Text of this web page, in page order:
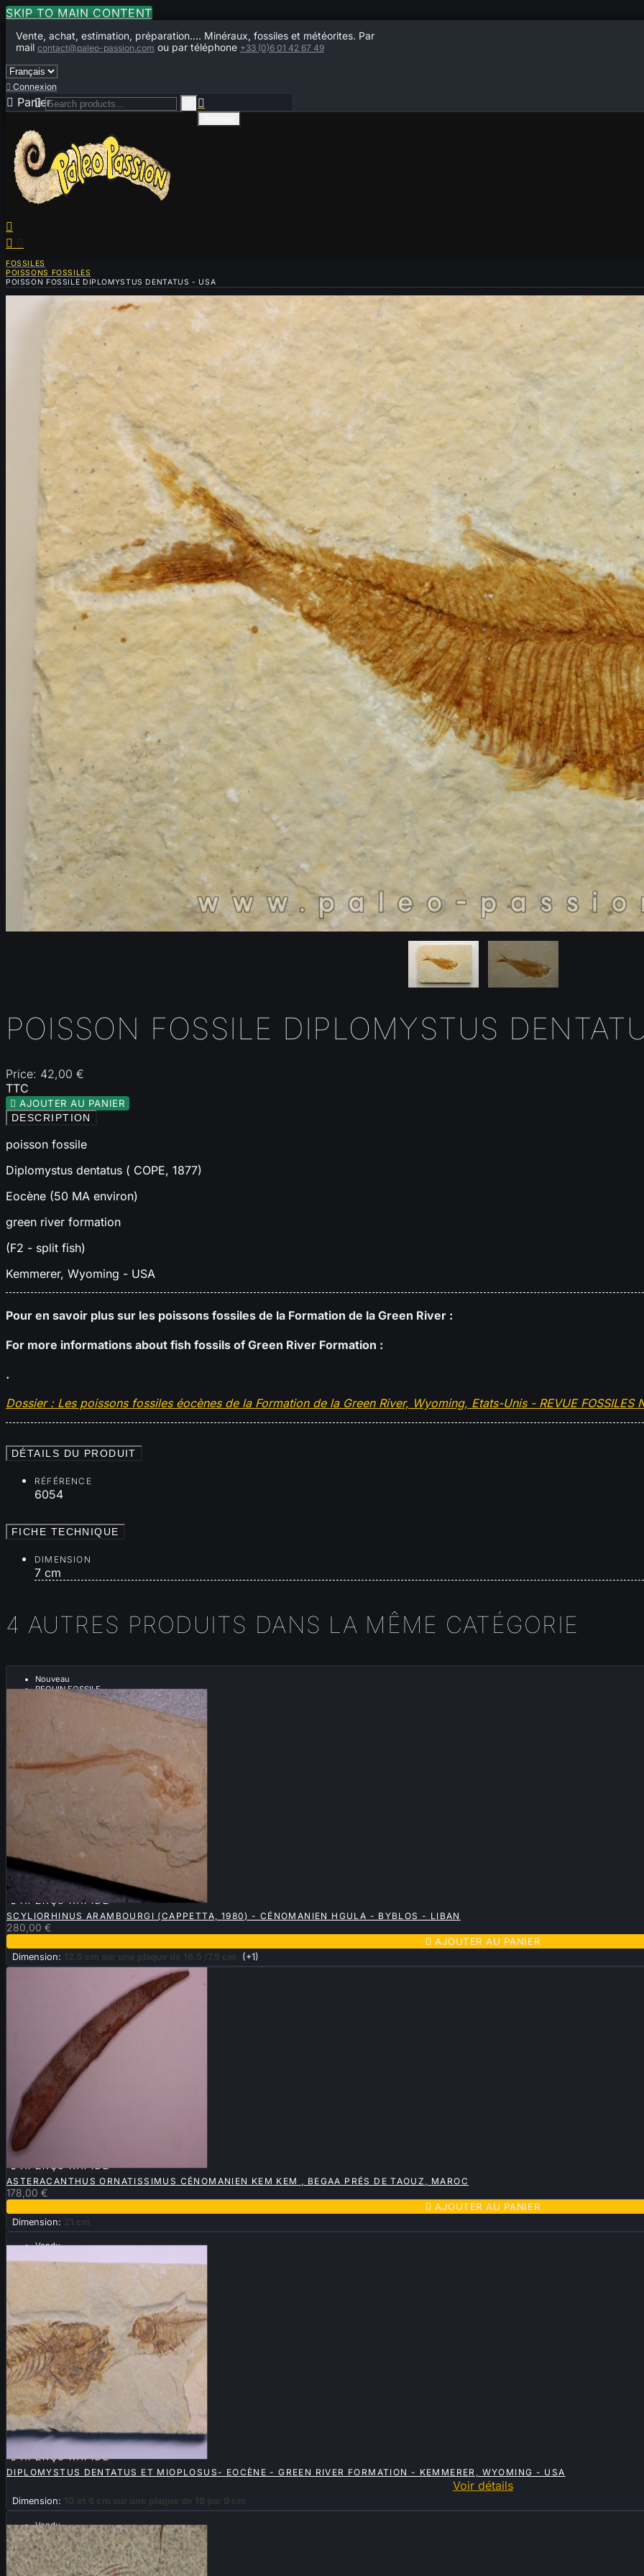
SKIP TO MAIN CONTENT
Vente, achat, estimation, préparation.... Minéraux, fossiles et météorites. Par
mail contact@paleo-passion.com ou par téléphone +33 (0)6 01 42 67 49
 Connexion
 Panier 0


 
FOSSILES
POISSONS FOSSILES
POISSON FOSSILE DIPLOMYSTUS DENTATUS - USA
POISSON FOSSILE DIPLOMYSTUS
Price: 42,00 €
TTC
 AJOUTER AU PANIER
DESCRIPTION
poisson fossile
Diplomystus dentatus ( COPE, 1877)
Eocène (50 MA environ)
green river formation
(F2 - split fish)
Kemmerer, Wyoming - USA
Pour en savoir plus sur les poissons fossiles de la Formation de la Green River :
For more informations about fish fossils of Green River Formation :
.
Dossier : Les poissons fossiles éocènes de la Formation de la Green River, Wyoming, Etats-Unis - REVUE FOSSILES
DÉTAILS DU PRODUIT
RÉFÉRENCE
6054
FICHE TECHNIQUE
DIMENSION
7 cm
4 AUTRES PRODUITS DANS LA MÊME CATÉGORIE
Nouveau
REQUIN FOSSILE
 APERÇU RAPIDE
SCYLIORHINUS ARAMBOURGI (CAPPETTA, 1980) - CÉNOMANIEN HGULA - BYBLOS - LIBAN
280,00 €
 AJOUTER AU PANIER
Dimension: 12.5 cm sur une plaque de 16.5 /7.5 cm (+1)
 APERÇU RAPIDE
ASTERACANTHUS ORNATISSIMUS CÉNOMANIEN KEM KEM , BEGAA PRÉS DE TAOUZ, MAROC
178,00 €
 AJOUTER AU PANIER
Dimension: 21 cm
Vendu
 APERÇU RAPIDE
DIPLOMYSTUS DENTATUS ET MIOPLOSUS- EOCÈNE - GREEN RIVER FORMATION - KEMMERER, WYOMING - USA
Voir détails
Dimension: 10 et 6 cm sur une plaque de 19 par 9 cm
Vendu